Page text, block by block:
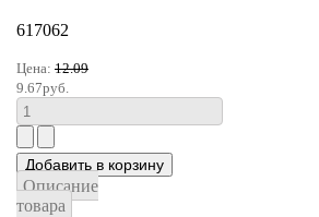
617062
Цена: 12.09
9.67руб.
Описание
товара